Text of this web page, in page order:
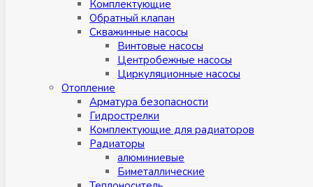
Комплектующие
Обратный клапан
Скважинные насосы
Винтовые насосы
Центробежные насосы
Циркуляционные насосы
Отопление
Арматура безопасности
Гидрострелки
Комплектующие для радиаторов
Радиаторы
алюминиевые
Биметаллические